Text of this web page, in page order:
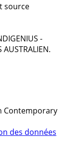
source
-
AUSTRALIEN.
Contemporary
des données